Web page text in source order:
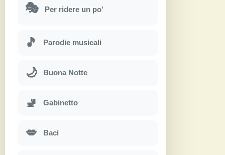
🎭 Per ridere un po'
🎵 Parodie musicali
🌙 Buona Notte
🚽 Gabinetto
💋 Baci